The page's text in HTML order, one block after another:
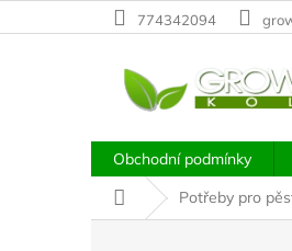
na
774342094
Obchodní podmínky
Domů
Potřeby pro